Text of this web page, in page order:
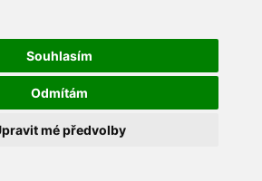
Souhlasím
Odmítám
mé předvolby